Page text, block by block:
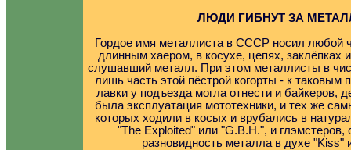
ЛЮДИ ГИБНУТ ЗА
Гордое имя металлиста в СССР носил любой
длинным хаером, в косухе, цепях, заклёпках
слушавший металл. При этом металлисты в
лишь часть этой пёстрой когорты - к таковым
лавки у подъезда могла отнести и байкеров,
была эксплуатация мототехники, и тех же
которых ходили в косых и врубались в
"The Exploited" или "G.B.H.", и
разновидность металла в духе